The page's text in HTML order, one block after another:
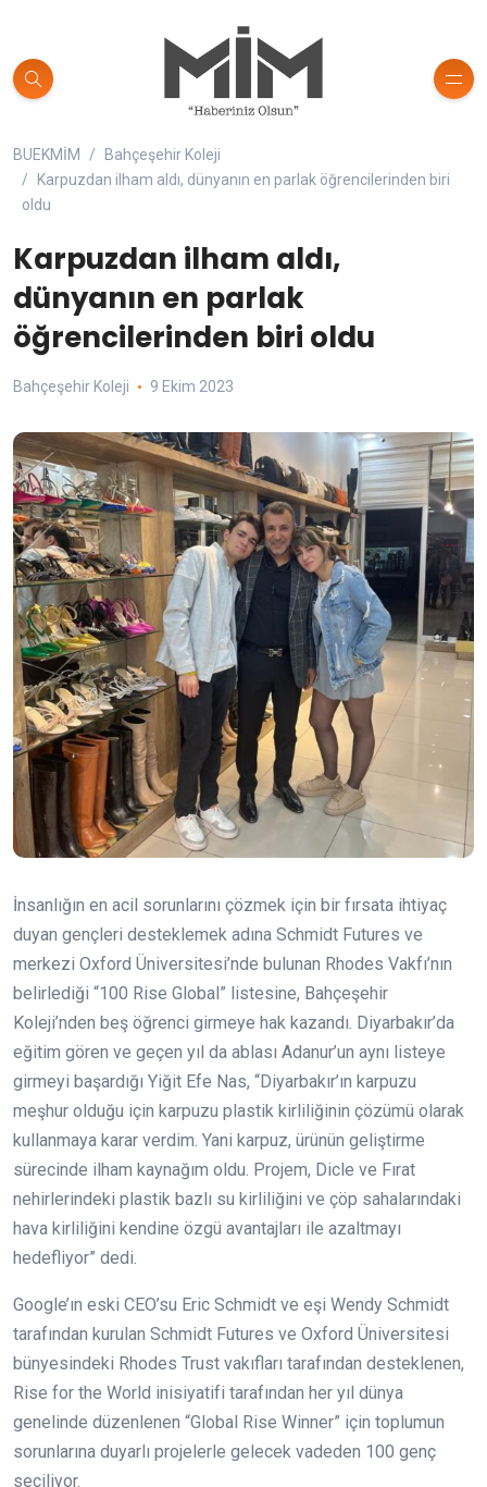
BUEKMİM
Bahçeşehir Koleji
Karpuzdan ilham aldı, dünyanın en parlak öğrencilerinden biri
oldu
Karpuzdan ilham aldı,
dünyanın en parlak
öğrencilerinden biri oldu
Bahçeşehir Koleji 9 Ekim 2023
İnsanlığın en acil sorunlarını çözmek için bir fırsata ihtiyaç
duyan gençleri desteklemek adına Schmidt Futures ve
merkezi Oxford Üniversitesi’nde bulunan Rhodes Vakfı’nın
belirlediği “100 Rise Global” listesine, Bahçeşehir
Koleji’nden beş öğrenci girmeye hak kazandı. Diyarbakır’da
eğitim gören ve geçen yıl da ablası Adanur’un aynı listeye
girmeyi başardığı Yiğit Efe Nas, “Diyarbakır’ın karpuzu
meşhur olduğu için karpuzu plastik kirliliğinin çözümü olarak
kullanmaya karar verdim. Yani karpuz, ürünün geliştirme
sürecinde ilham kaynağım oldu. Projem, Dicle ve Fırat
nehirlerindeki plastik bazlı su kirliliğini ve çöp sahalarındaki
hava kirliliğini kendine özgü avantajları ile azaltmayı
hedefliyor” dedi.
Google’ın eski CEO’su Eric Schmidt ve eşi Wendy Schmidt
tarafından kurulan Schmidt Futures ve Oxford Üniversitesi
bünyesindeki Rhodes Trust vakıfları tarafından desteklenen,
Rise for the World inisiyatifi tarafından her yıl dünya
genelinde düzenlenen “Global Rise Winner” için toplumun
sorunlarına duyarlı projelerle gelecek vadeden 100 genç
seçiliyor.